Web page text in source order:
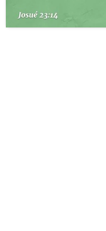
LOJA BÍBLIAON